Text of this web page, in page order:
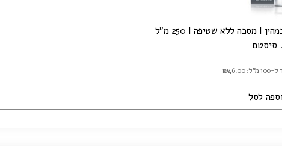
סיסטם
₪46.00
לסל